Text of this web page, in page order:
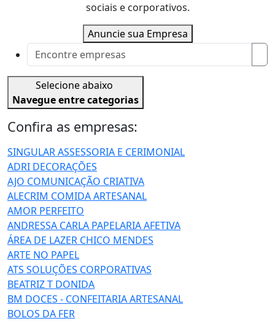
sociais e corporativos.
Anuncie sua Empresa
Selecione abaixo
Navegue entre categorias
Confira as empresas:
SINGULAR ASSESSORIA E CERIMONIAL
ADRI DECORAÇÕES
AJO COMUNICAÇÃO CRIATIVA
ALECRIM COMIDA ARTESANAL
AMOR PERFEITO
ANDRESSA CARLA PAPELARIA AFETIVA
ÁREA DE LAZER CHICO MENDES
ARTE NO PAPEL
ATS SOLUÇÕES CORPORATIVAS
BEATRIZ T DONIDA
BM DOCES - CONFEITARIA ARTESANAL
BOLOS DA FER